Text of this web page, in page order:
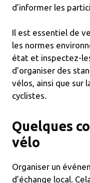
d’informer les
Il est essentiel de
les normes
état et inspectez-
d’organiser des
vélos, ainsi que sur
cyclistes.
Quelques
vélo
Organiser un
d’échange local.